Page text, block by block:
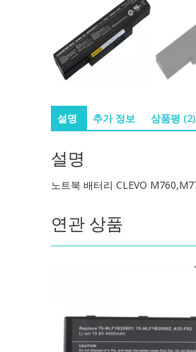
설명 추가 정보 상품평 (2)
설명
노트북 배터리 CLEVO
연관 상품